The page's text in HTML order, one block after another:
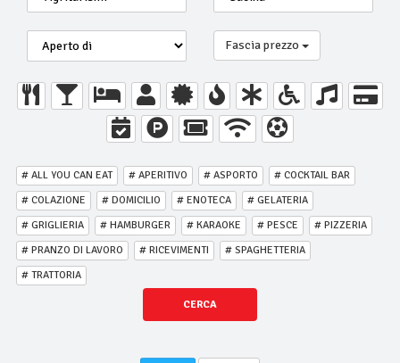
Fascia prezzo
# ALL YOU CAN EAT # APERITIVO # ASPORTO
# COCKTAIL BAR
# COLAZIONE
# DOMICILIO # ENOTECA
# GELATERIA
# GRIGLIERIA
# HAMBURGER # KARAOKE # PESCE
# PIZZERIA
# PRANZO DI LAVORO
# RICEVIMENTI
# SPAGHETTERIA
# TRATTORIA
CERCA